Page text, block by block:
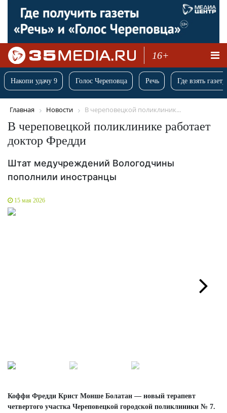
16+
Накопи удачу 9 Голос Череповца Речь Где взять
Главная Новости В череповецкой поликлиник...
В череповецкой поликлинике работает
доктор Фредди
Штат медучреждений Вологодчины
пополнили иностранцы
15 мая 2026
Коффи Фредди Крист Монше Болатан — новый терапевт
четвертого участка Череповецкой городской поликлиники № 7.